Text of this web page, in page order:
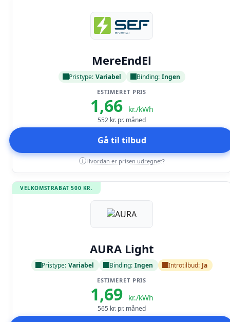
MereEndEl
Pristype: Variabel Binding: Ingen
ESTIMERET PRIS
1,66 kr./kWh
552 kr. pr. måned
Gå til tilbud
i Hvordan er prisen udregnet?
VELKOMSTRABAT 500 KR.
AURA Light
Pristype: Variabel Binding: Ingen Introtilbud: Ja
ESTIMERET PRIS
1,69 kr./kWh
565 kr. pr. måned